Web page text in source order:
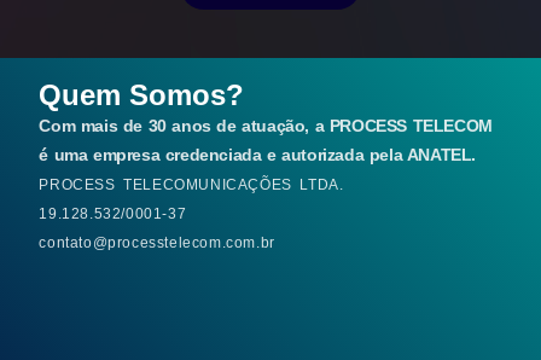
Quem Somos?
Com mais de 30 anos de atuação, a PROCESS TELECOM
é uma empresa credenciada e autorizada pela ANATEL.
PROCESS TELECOMUNICAÇÕES LTDA.
19.128.532/0001-37
contato@processtelecom.com.br